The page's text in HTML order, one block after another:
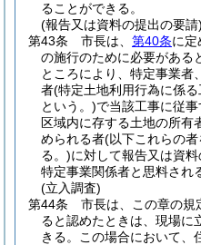
ることができる。
(報告又は資料の提出の要請)
第43条
市長は、 第40条に定
の施行のために必要がある
ところにより、特定事業者
者(特定土地利用行為に係
という。)で当該工事に従
区域内に存する土地の所有
められる者(以下これらの
る。)に対して報告又は資料
特定事業関係者と思料され
(立入調査)
第44条
市長は、この章の規
ると認めたときは、現場に
きる。
この場合において、